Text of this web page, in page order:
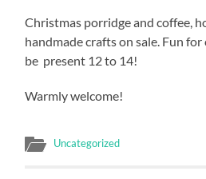
Christmas porridge and coffee,
handmade crafts on sale. Fun
be present 12 to 14!
Warmly welcome!
Uncategorized